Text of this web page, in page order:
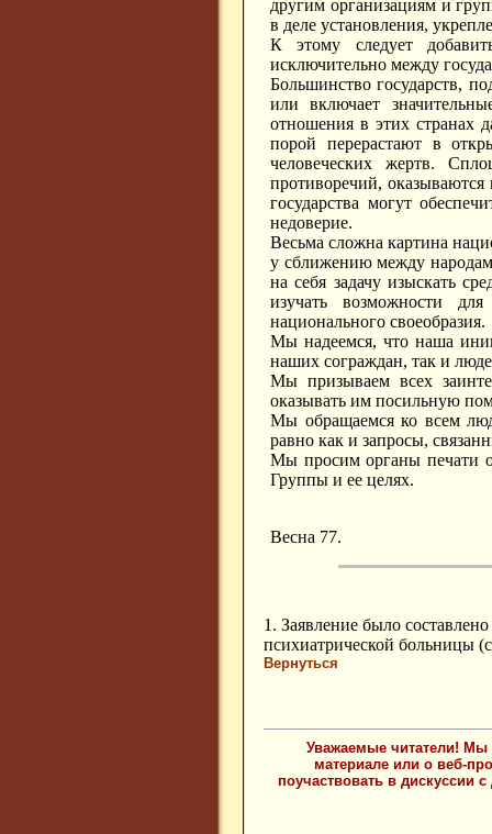
другим организациям и
в деле установления,
К этому следует
исключительно между
Большинство государств,
или включает
отношения в этих странах
порой перерастают в
человеческих жертв.
противоречий,
государства могут
недоверие.
Весьма сложна картина
у сближению между
на себя задачу изыскать
изучать возможности
национального своеобразия.
Мы надеемся, что наша
наших сограждан, так и
Мы призываем всех
оказывать им посильную
Мы обращаемся ко всем
равно как и запросы,
Мы просим органы печати
Группы и ее целях.
Весна 77.
1. Заявление было
психиатрической больницы
Вернуться
Уважаемые читатели! Мы
материале или о веб-
поучаствовать в дискуссии